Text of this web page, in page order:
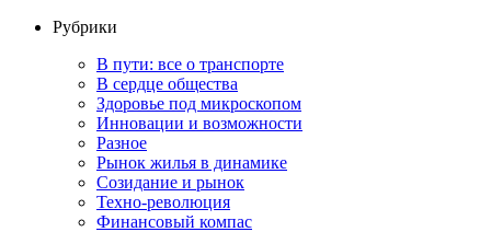
Рубрики
В пути: все о транспорте
В сердце общества
Здоровье под микроскопом
Инновации и возможности
Разное
Рынок жилья в динамике
Созидание и рынок
Техно-революция
Финансовый компас